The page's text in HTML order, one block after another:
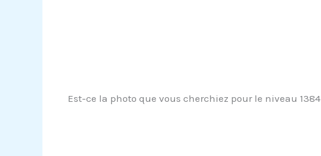
Est-ce la photo que vous cherchiez pour le niveau